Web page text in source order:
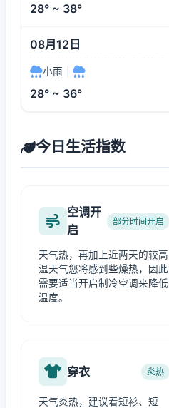
28° ~ 38°
08月12日
小雨
28° ~ 36°
今日生活指数
空调开
启
部分时间开启
天气热，再加上近两天的较高
温天气您将感到些燥热，因此
需要适当开启制冷空调来降低
温度。
穿衣 炎热
天气炎热，建议着短衫、短